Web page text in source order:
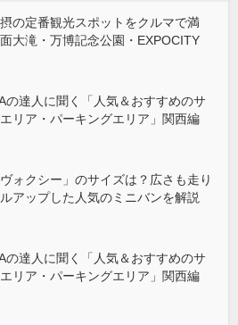
の定番観光スポットをクルマで満
大滝・万博記念公園・EXPOCITY
の達人に聞く「人気＆おすすめのサ
リア・パーキングエリア」関西編
ヴォクシー」のサイズは？広さも走り
アップした人気のミニバンを解説
の達人に聞く「人気＆おすすめのサ
リア・パーキングエリア」関西編